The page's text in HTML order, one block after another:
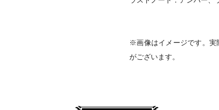
※画像はイメージです。実
がございます。